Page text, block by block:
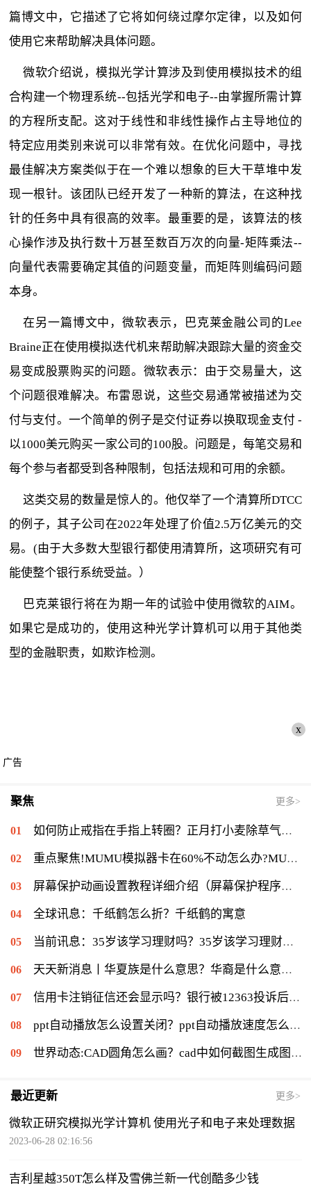
篇博文中，它描述了它将如何绕过摩尔定律，以及如何
使用它来帮助解决具体问题。
微软介绍说，模拟光学计算涉及到使用模拟技术的组
合构建一个物理系统--包括光学和电子--由掌握所需计算
的方程所支配。这对于线性和非线性操作占主导地位的
特定应用类别来说可以非常有效。在优化问题中，寻找
最佳解决方案类似于在一个难以想象的巨大干草堆中发
现一根针。该团队已经开发了一种新的算法，在这种找
针的任务中具有很高的效率。最重要的是，该算法的核
心操作涉及执行数十万甚至数百万次的向量-矩阵乘法--
向量代表需要确定其值的问题变量，而矩阵则编码问题
本身。
在另一篇博文中，微软表示，巴克莱金融公司的Lee
Braine正在使用模拟迭代机来帮助解决跟踪大量的资金交
易变成股票购买的问题。微软表示：由于交易量大，这
个问题很难解决。布雷恩说，这些交易通常被描述为交
付与支付。一个简单的例子是交付证券以换取现金支付 -
以1000美元购买一家公司的100股。问题是，每笔交易和
每个参与者都受到各种限制，包括法规和可用的余额。
这类交易的数量是惊人的。他仅举了一个清算所DTCC
的例子，其子公司在2022年处理了价值2.5万亿美元的交
易。(由于大多数大型银行都使用清算所，这项研究有可
能使整个银行系统受益。）
巴克莱银行将在为期一年的试验中使用微软的AIM。
如果它是成功的，使用这种光学计算机可以用于其他类
型的金融职责，如欺诈检测。
x
广告
聚焦 更多>
如何防止戒指在手指上转圈？正月打小麦除草气温多少能打？ 全球短讯
重点聚焦!MUMU模拟器卡在60%不动怎么办?MUMU模拟器卡在60%的解决流程
屏幕保护动画设置教程详细介绍（屏幕保护程序等待时间怎么设置）|当前速读
全球讯息：千纸鹤怎么折？千纸鹤的寓意
当前讯息：35岁该学习理财吗？35岁该学习理财会不会太迟？
天天新消息丨华夏族是什么意思？华裔是什么意思：华侨在侨居国生下的子女
信用卡注销征信还会显示吗？银行被12363投诉后果是什么？|环球通讯
ppt自动播放怎么设置关闭？ppt自动播放速度怎么调慢？ 世界报资讯
世界动态:CAD圆角怎么画？cad中如何截图生成图片？
最近更新 更多>
微软正研究模拟光学计算机 使用光子和电子来处理数据
2023-06-28 02:16:56
吉利星越350T怎么样及雪佛兰新一代创酷多少钱